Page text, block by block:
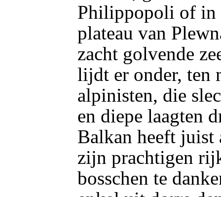
Philippopoli of in
plateau van
zacht golvende
lijdt er onder, ten
alpinisten, die
en diepe laagten
Balkan heeft juist
zijn prachtigen
bosschen te